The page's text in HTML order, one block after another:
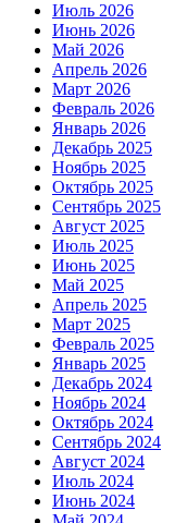
Июль 2026
Июнь 2026
Май 2026
Апрель 2026
Март 2026
Февраль 2026
Январь 2026
Декабрь 2025
Ноябрь 2025
Октябрь 2025
Сентябрь 2025
Август 2025
Июль 2025
Июнь 2025
Май 2025
Апрель 2025
Март 2025
Февраль 2025
Январь 2025
Декабрь 2024
Ноябрь 2024
Октябрь 2024
Сентябрь 2024
Август 2024
Июль 2024
Июнь 2024